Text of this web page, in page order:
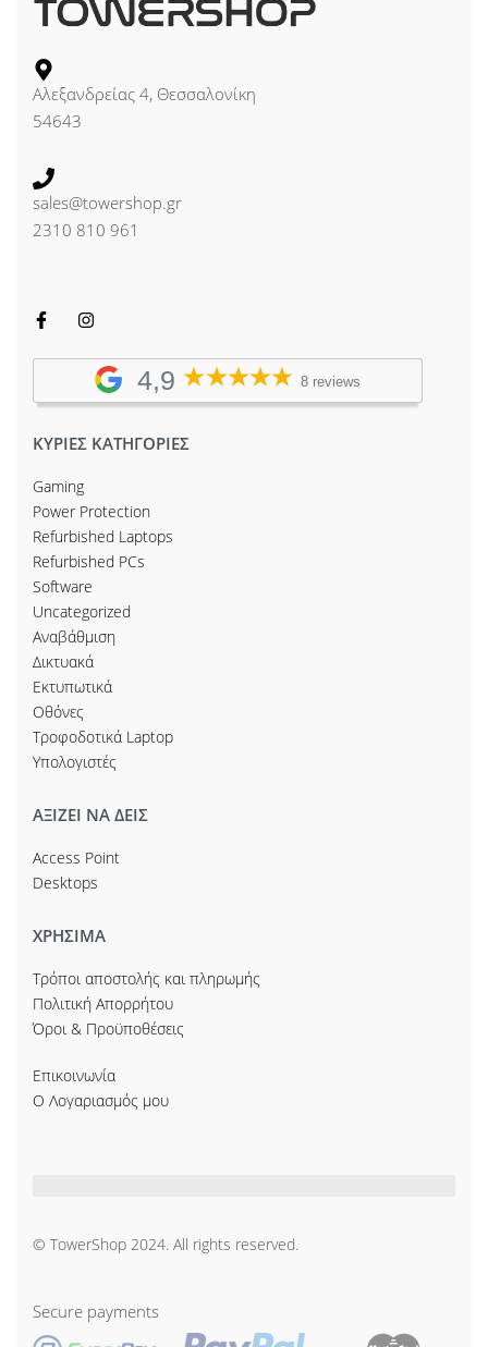
Αλεξανδρείας 4, Θεσσαλονίκη
54643
sales@towershop.gr
2310 810 961
4,9 8 reviews
ΚΥΡΙΕΣ ΚΑΤΗΓΟΡΙΕΣ
Gaming
Power Protection
Refurbished Laptops
Refurbished PCs
Software
Uncategorized
Αναβάθμιση
Δικτυακά
Εκτυπωτικά
Οθόνες
Τροφοδοτικά Laptop
Υπολογιστές
ΑΞΙΖΕΙ ΝΑ ΔΕΙΣ
Access Point
Desktops
ΧΡΗΣΙΜΑ
Τρόποι αποστολής και πληρωμής
Πολιτική Απορρήτου
Όροι & Προϋποθέσεις
Επικοινωνία
Ο Λογαριασμός μου
© TowerShop 2024. All rights reserved.
Secure payments